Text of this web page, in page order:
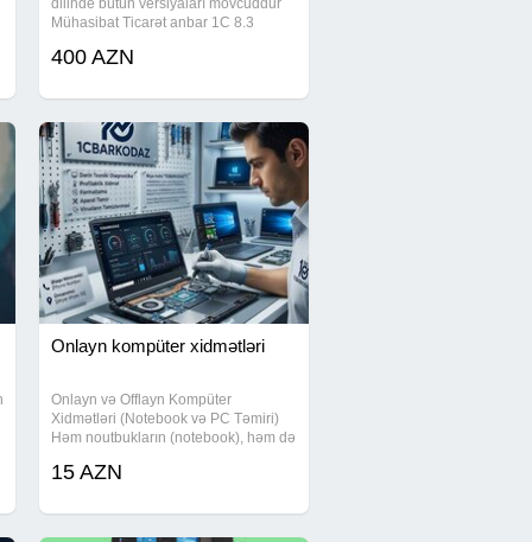
dilinde bütün versiyaları mövcuddur
Mühasibat Ticarət anbar 1C 8.3
versiyalarının yazılması. 1C kursuna
öyrənənlər
400 AZN
Onlayn kompüter xidmətləri
Onlayn və Offlayn Kompüter
Xidmətləri (Notebook və PC Təmiri)
Həm noutbukların (notebook), həm də
peşəkar təmiri və proqram təminatı
istəkdən
15 AZN